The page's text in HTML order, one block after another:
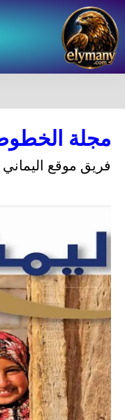
مجلة الخطوط
فريق موقع اليماني